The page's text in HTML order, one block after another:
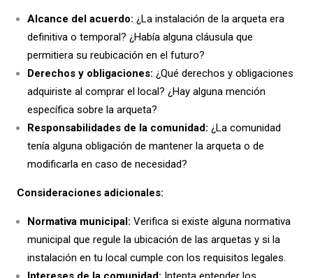
Alcance del acuerdo: ¿La instalación de la arqueta era
definitiva o temporal? ¿Había alguna cláusula que
permitiera su reubicación en el futuro?
Derechos y obligaciones: ¿Qué derechos y obligaciones
adquiriste al comprar el local? ¿Hay alguna mención
específica sobre la arqueta?
Responsabilidades de la comunidad: ¿La comunidad
tenía alguna obligación de mantener la arqueta o de
modificarla en caso de necesidad?
Consideraciones adicionales:
Normativa municipal: Verifica si existe alguna normativa
municipal que regule la ubicación de las arquetas y si la
instalación en tu local cumple con los requisitos legales.